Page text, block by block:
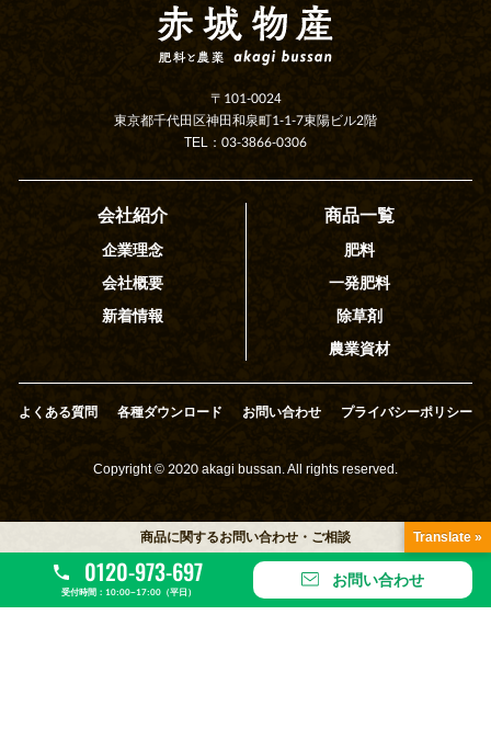
〒101-0024
東京都千代田区神田和泉町1-1-7東陽ビル2階
TEL：03-3866-0306
会社紹介
企業理念
会社概要
新着情報
商品一覧
肥料
一発肥料
除草剤
農業資材
よくある質問 各種ダウンロード お問い合わせ プライバシーポリシー
Copyright © 2020 akagi bussan. All rights reserved.
商品に関するお問い合わせ・ご相談
0120-973-697
受付時間：10:00~17:00（平日）
お問い合わせ
Translate »